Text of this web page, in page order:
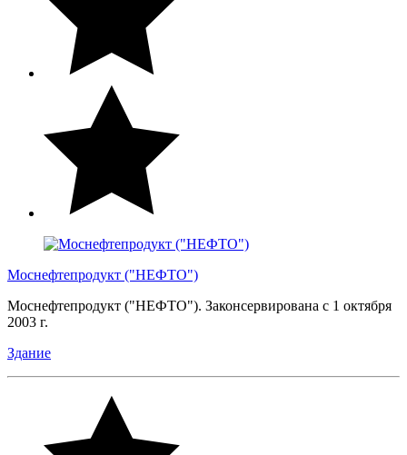
Моснефтепродукт ("НЕФТО")
Моснефтепродукт ("НЕФТО"). Законсервирована с 1 октября
2003 г.
Здание